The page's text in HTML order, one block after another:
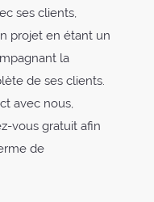
ses clients,
projet en étant un
la
de ses clients.
avec nous,
vous gratuit afin
de